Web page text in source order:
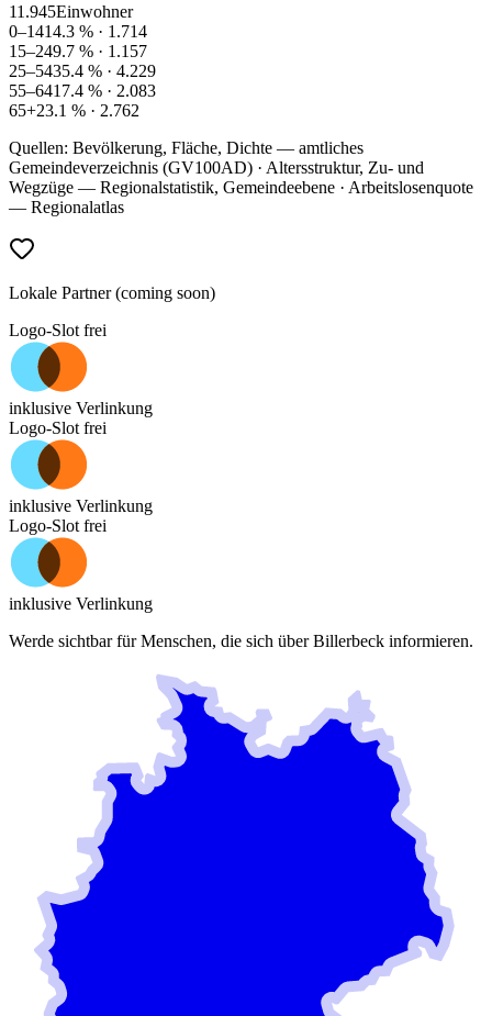
11.945Einwohner
0–1414.3 % · 1.714
15–249.7 % · 1.157
25–5435.4 % · 4.229
55–6417.4 % · 2.083
65+23.1 % · 2.762
Quellen: Bevölkerung, Fläche, Dichte — amtliches
Gemeindeverzeichnis (GV100AD) · Altersstruktur, Zu- und
Wegzüge — Regionalstatistik, Gemeindeebene · Arbeitslosenquote
— Regionalatlas
Lokale Partner (coming soon)
Logo-Slot frei
inklusive Verlinkung
Logo-Slot frei
inklusive Verlinkung
Logo-Slot frei
inklusive Verlinkung
Werde sichtbar für Menschen, die sich überBillerbeck informieren.